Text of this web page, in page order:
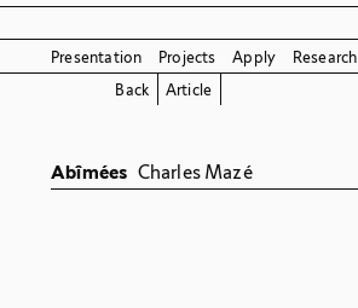
Presentation Projects Apply Research
Back
Article
Abîmées Charles Mazé